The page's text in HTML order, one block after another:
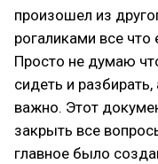
произошел из
рогаликами все что
Просто не думаю
сидеть и
важно. Этот
закрыть все
главное было